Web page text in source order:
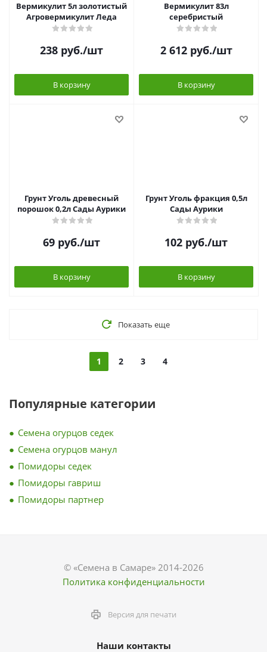
Вермикулит 5л золотистый
Агровермикулит Леда
238 руб./шт
В корзину
Вермикулит 83л
серебристый
2 612руб./шт
В корзину
Грунт Уголь древесный
порошок 0,2л Сады Аурики
69 руб./шт
В корзину
Грунт Уголь фракция 0,5л
Сады Аурики
102 руб./шт
В корзину
Показать еще
1 2 3 4
Популярные категории
Семена огурцов седек
Семена огурцов манул
Помидоры седек
Помидоры гавриш
Помидоры партнер
© «Семена в Самаре» 2014-2026
Политика конфиденциальности
Версия для печати
Наши контакты